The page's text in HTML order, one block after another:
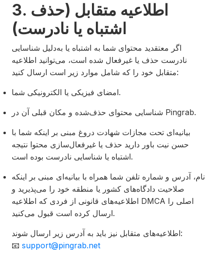
3. اطلاعیه متقابل (حذف
اشتباه یا نادرست)
اگر معتقدید محتوای شما به اشتباه یا به‌دلیل شناسایی
نادرست حذف یا غیرفعال شده است، می‌توانید اطلاعیه
متقابل خود را که شامل موارد زیر است ارسال کنید:
امضا‌ی فیزیکی یا الکترونیکی شما.
شناسایی محتوای حذف‌شده و مکان قبلی آن در Pingrab.
بیانیه‌ای تحت مجازات شهادت دروغ مبنی بر اینکه شما با
حسن نیت باور دارید حذف یا غیرفعال‌سازی محتوا نتیجه
اشتباه یا شناسایی نادرست بوده است.
نام، آدرس و شماره تلفن شما همراه با بیانیه‌ای مبنی بر اینکه
صلاحیت دادگاه‌های کشور یا منطقه خود را می‌پذیرید و
اطلاعیه‌های قانونی از فردی که اطلاعیه DMCA اصلی را
ارسال کرده است قبول می‌کنید.
اطلاعیه‌های متقابل نیز باید به آدرس زیر ارسال شوند:
📧 support@pingrab.net